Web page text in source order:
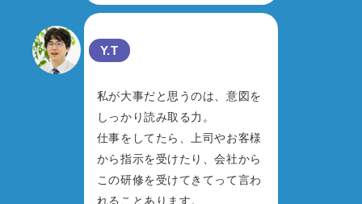
Y.T
私が大事だと思うのは、意図を
しっかり読み取る力。
仕事をしてたら、上司やお客様
から指示を受けたり、会社から
この研修を受けてきてって言わ
れることあります。